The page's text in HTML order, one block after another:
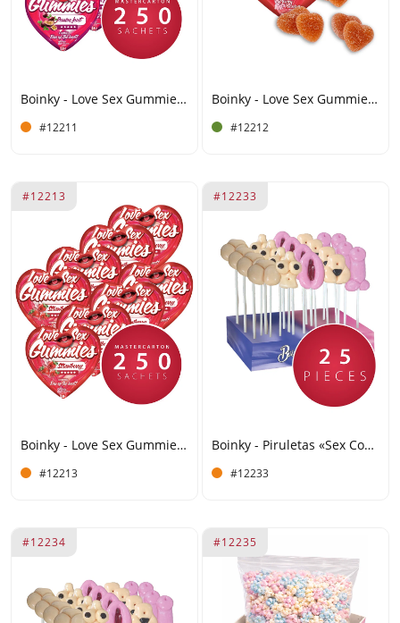
Boinky - Love Sex Gummies- Passion Fruit - Mastercarton 250 units
#12211
Boinky - Love Sex Gummies - Fresa
#12212
#12213
Boinky - Love Sex Gummies - Fresa - Caja de 250 unidades
#12213
#12233
Boinky - Piruletas «Sex Comic» - Expositor de 25 unidades
#12233
#12234 #12235